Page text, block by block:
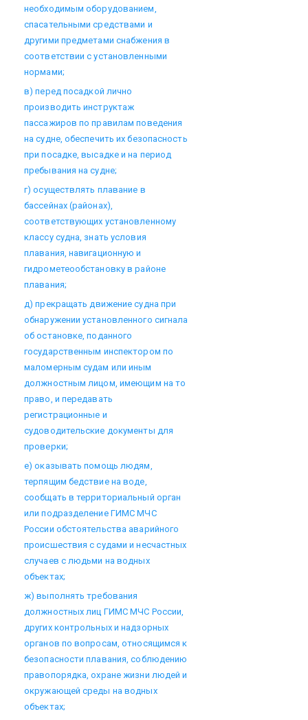
необходимым оборудованием,
спасательными средствами и
другими предметами снабжения в
соответствии с установленными
нормами;
в) перед посадкой лично
производить инструктаж
пассажиров по правилам поведения
на судне, обеспечить их безопасность
при посадке, высадке и на период
пребывания на судне;
г) осуществлять плавание в
бассейнах (районах),
соответствующих установленному
классу судна, знать условия
плавания, навигационную и
гидрометеообстановку в районе
плавания;
д) прекращать движение судна при
обнаружении установленного сигнала
об остановке, поданного
государственным инспектором по
маломерным судам или иным
должностным лицом, имеющим на то
право, и передавать
регистрационные и
судоводительские документы для
проверки;
е) оказывать помощь людям,
терпящим бедствие на воде,
сообщать в территориальный орган
или подразделение ГИМС МЧС
России обстоятельства аварийного
происшествия с судами и несчастных
случаев с людьми на водных
объектах;
ж) выполнять требования
должностных лиц ГИМС МЧС России,
других контрольных и надзорных
органов по вопросам, относящимся к
безопасности плавания, соблюдению
правопорядка, охране жизни людей и
окружающей среды на водных
объектах;